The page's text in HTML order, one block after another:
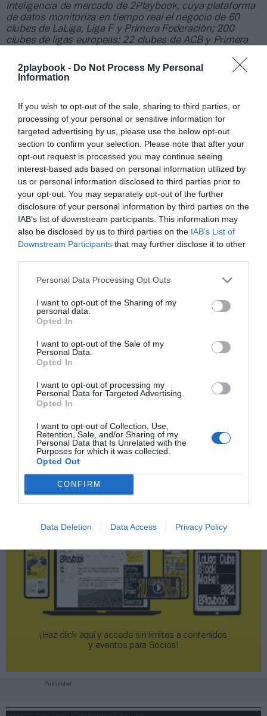
2playbook - Do Not Process My Personal
Information
If you wish to opt-out of the sale, sharing to third parties, or
processing of your personal or sensitive information for
targeted advertising by us, please use the below opt-out
section to confirm your selection. Please note that after your
opt-out request is processed you may continue seeing
interest-based ads based on personal information utilized by
us or personal information disclosed to third parties prior to
your opt-out. You may separately opt-out of the further
disclosure of your personal information by third parties on the
IAB’s list of downstream participants. This information may
also be disclosed by us to third parties on the IAB’s List of
Downstream Participants that may further disclose it to other
Personal Data Processing Opt Outs
I want to opt-out of the Sharing of my
personal data.
Opted In
I want to opt-out of the Sale of my
Personal Data.
Opted In
I want to opt-out of processing my
Personal Data for Targeted Advertising.
Opted In
I want to opt-out of Collection, Use,
Retention, Sale, and/or Sharing of my
Personal Data that Is Unrelated with the
Purposes for which it was collected.
Opted Out
CONFIRM
Data Deletion Data Access Privacy Policy
Índex2P
Lululemon
inteligencia de mercado de 2Playbook, cuya plataforma
de datos monitoriza en tiempo real el negocio de 60
clubes de LaLiga, Liga F y Primera Federación; 200
clubes de ligas europeas; 22 clubes de ACB y Primera
La plataforma de datos monitoriza más de 34.000
contratos de patrocinio, de los que 25.000
segmentados por competición, tipología de activos,
marcas, categorías de producto y valor económico
aproximado de cada acuerdo. Si quieres más
información, contacta con nosotros en
intelligence@2playbook.com.
Añadir2Playbookcomo fuente preferida de Google
de forma gratuita
Mantente informado con las últimas noticias de actualidad.
ACTIVAR AHORA
Compartir
Publicidad
2Playbook Club2P
¡Haz click aquí y accede sin límites a contenidos
y eventos para Socios!​​​​​​​
Publicidad